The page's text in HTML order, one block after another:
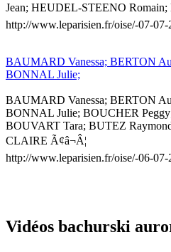
Jean; HEUDEL-STEENO Romain;
http://www.leparisien.fr/oise/-07-
BAUMARD Vanessa; BERTON
BONNAL Julie;
BAUMARD Vanessa; BERTON
BONNAL Julie; BOUCHER
BOUVART Tara; BUTEZ
CLAIRE Ã¢â¬Â¦
http://www.leparisien.fr/oise/-06-
Vidéos bachurski